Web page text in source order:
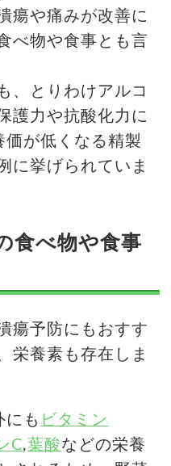
瘍や痛みが改善に
べ物や食事とも言
、とりわけアルコ
護力や抗酸化力に
価が低くなる精製
に挙げられていま
食べ物や食事
瘍予防にもおすす
栄養素も存在しま
にも ビタミン
C,葉酸などの栄養